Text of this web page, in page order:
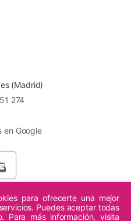
(Madrid)
274
en Google
derechos reservados.
para ofrecerte una mejor
Puedes aceptar todas
Para más información, visita